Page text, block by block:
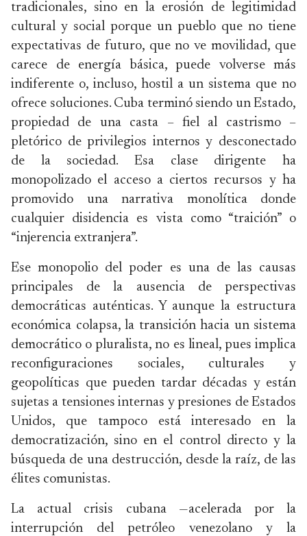
tradicionales, sino en la erosión de legitimidad
cultural y social porque un pueblo que no tiene
expectativas de futuro, que no ve movilidad, que
carece de energía básica, puede volverse más
indiferente o, incluso, hostil a un sistema que no
ofrece soluciones. Cuba terminó siendo un Estado,
propiedad de una casta – fiel al castrismo –
pletórico de privilegios internos y desconectado
de la sociedad. Esa clase dirigente ha
monopolizado el acceso a ciertos recursos y ha
promovido una narrativa monolítica donde
cualquier disidencia es vista como “traición” o
“injerencia extranjera”.
Ese monopolio del poder es una de las causas
principales de la ausencia de perspectivas
democráticas auténticas. Y aunque la estructura
económica colapsa, la transición hacia un sistema
democrático o pluralista, no es lineal, pues implica
reconfiguraciones sociales, culturales y
geopolíticas que pueden tardar décadas y están
sujetas a tensiones internas y presiones de Estados
Unidos, que tampoco está interesado en la
democratización, sino en el control directo y la
búsqueda de una destrucción, desde la raíz, de las
élites comunistas.
La actual crisis cubana —acelerada por la
interrupción del petróleo venezolano y la